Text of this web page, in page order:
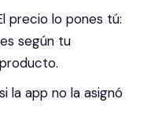
precio lo pones tú:
según tu
si la app no la asignó